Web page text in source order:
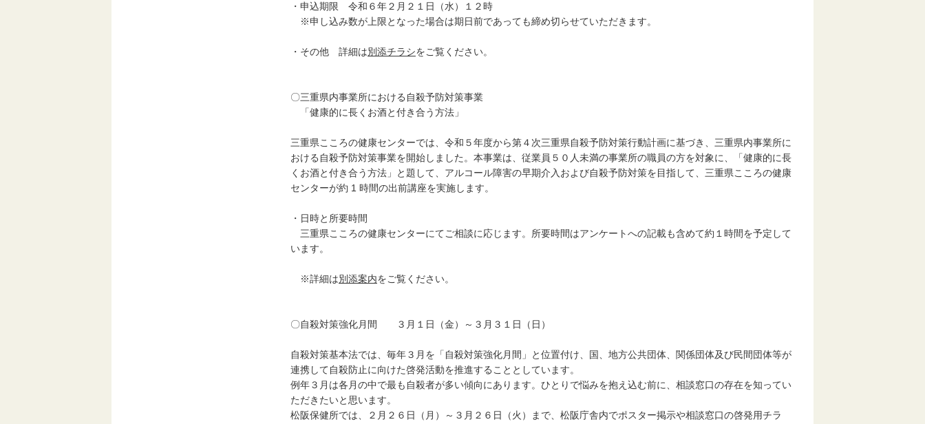
・申込期限 令和６年２月２１日（水）１２時
※申し込み数が上限となった場合は期日前であっても締め切らせていただきます。
・その他 詳細は別添チラシをご覧ください。
〇三重県内事業所における自殺予防対策事業
「健康的に長くお酒と付き合う方法」
三重県こころの健康センターでは、令和５年度から第４次三重県自殺予防対策行動計画に基づき、三重県内事業所に
おける自殺予防対策事業を開始しました。本事業は、従業員５０人未満の事業所の職員の方を対象に、「健康的に長
くお酒と付き合う方法」と題して、アルコール障害の早期介入および自殺予防対策を目指して、三重県こころの健康
センターが約 1 時間の出前講座を実施します。
・日時と所要時間
三重県こころの健康センターにてご相談に応じます。所要時間はアンケートへの記載も含めて約１時間を予定して
います。
※詳細は別添案内をご覧ください。
〇自殺対策強化月間 ３月１日（金）～３月３１日（日）
自殺対策基本法では、毎年３月を「自殺対策強化月間」と位置付け、国、地方公共団体、関係団体及び民間団体等が
連携して自殺防止に向けた啓発活動を推進することとしています。
例年３月は各月の中で最も自殺者が多い傾向にあります。ひとりで悩みを抱え込む前に、相談窓口の存在を知ってい
ただきたいと思います。
松阪保健所では、２月２６日（月）～３月２６日（火）まで、松阪庁舎内でポスター掲示や相談窓口の啓発用チラ